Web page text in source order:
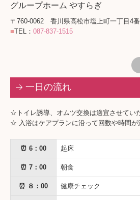
グループホーム やすらぎ
〒760-0062 香川県高松市塩上町一丁目4
■TEL： 087-837-1515
一日の流れ
☆トイレ誘導、オムツ交換は適宜させてい
☆ 入浴はケアプランに沿って回数や時間が
⏰ 6：00 起床
⏰ 7：00 朝食
⏰ ８：00 健康チェック